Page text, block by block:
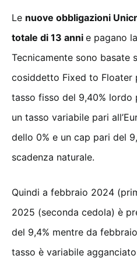
Le nuove obbligazioni
totale di 13 anni e pagano
Tecnicamente sono basate
cosiddetto Fixed to Floater
tasso fisso del 9,40%
un tasso variabile pari
dello 0% e un cap pari del
scadenza naturale.
Quindi a febbraio 2024
2025 (seconda cedola) è
del 9,4% mentre da
tasso è variabile agganciato